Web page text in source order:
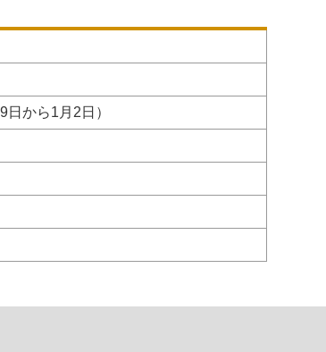
から1月2日）